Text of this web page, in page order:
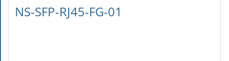
NS-SFP-RJ45-FG-01